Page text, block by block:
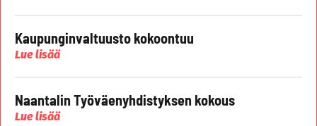
Kaupunginvaltuusto kokoontuu
Lue lisää
Naantalin Työväenyhdistyksen kokous
Lue lisää